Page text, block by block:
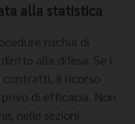
alla statistica
rischia di
alla difesa. Se i
il ricorso
di efficacia. Non
nelle sezioni